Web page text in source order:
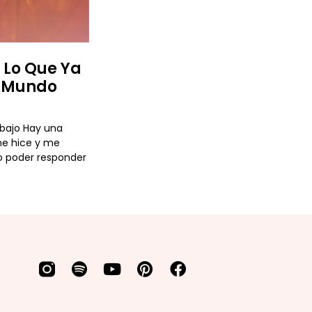
Que Ya
Mundo
Hay una
hice y me
responder